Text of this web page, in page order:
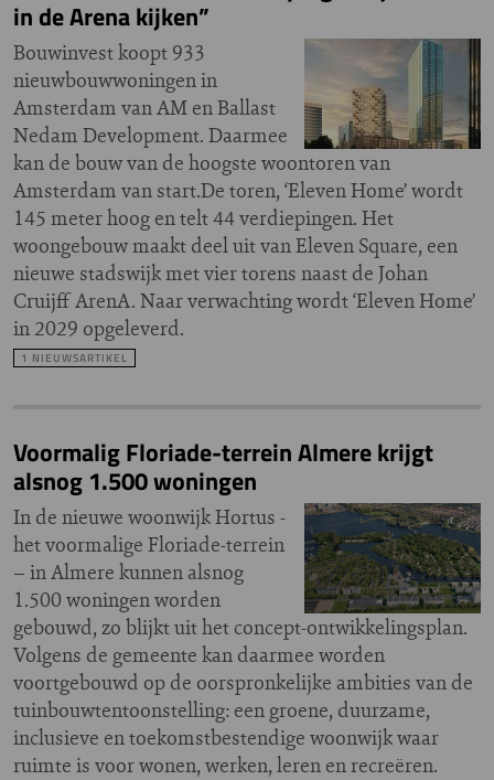
in de Arena kijken”
Bouwinvest koopt 933
nieuwbouwwoningen in
Amsterdam van AM en Ballast
Nedam Development. Daarmee
kan de bouw van de hoogste woontoren van
Amsterdam van start.De toren, ‘Eleven Home’ wordt
145 meter hoog en telt 44 verdiepingen. Het
woongebouw maakt deel uit van Eleven Square, een
nieuwe stadswijk met vier torens naast de Johan
Cruijff ArenA. Naar verwachting wordt ‘Eleven Home’
in 2029 opgeleverd.
1 NIEUWSARTIKEL
Voormalig Floriade-terrein Almere krijgt
alsnog 1.500 woningen
In de nieuwe woonwijk Hortus -
het voormalige Floriade-terrein
– in Almere kunnen alsnog
1.500 woningen worden
gebouwd, zo blijkt uit het concept-ontwikkelingsplan.
Volgens de gemeente kan daarmee worden
voortgebouwd op de oorspronkelijke ambities van de
tuinbouwtentoonstelling: een groene, duurzame,
inclusieve en toekomstbestendige woonwijk waar
ruimte is voor wonen, werken, leren en recreëren.